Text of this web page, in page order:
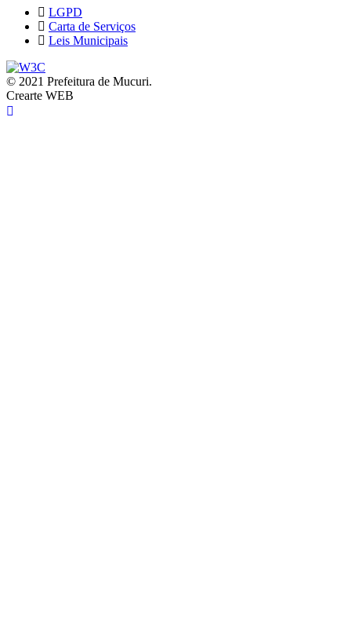
LGPD
Carta de Serviços
Leis Municipais
© 2021 Prefeitura de Mucuri.
Crearte WEB